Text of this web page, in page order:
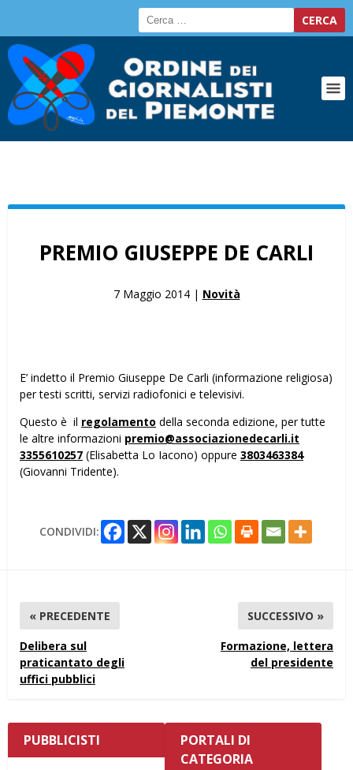
PREMIO GIUSEPPE DE CARLI
7 Maggio 2014 | Novità
E’ indetto il Premio Giuseppe De Carli (informazione religiosa)
per testi scritti, servizi radiofonici e televisivi.
Questo è il regolamento della seconda edizione, per tutte
le altre informazioni premio@associazionedecarli.it
3355610257 (Elisabetta Lo Iacono) oppure 3803463384
(Giovanni Tridente).
CONDIVIDI:
« PRECEDENTE
Delibera sul
praticantato degli
uffici pubblici
SUCCESSIVO »
Formazione, lettera
del presidente
PUBBLICISTI
PORTALI DI
CATEGORIA